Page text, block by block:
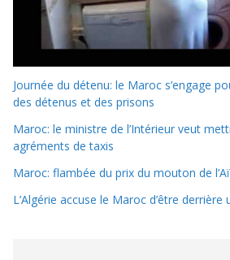
Journée du détenu: le Maroc s’engage
des détenus et des prisons
Maroc: le ministre de l’Intérieur veut
agréments de taxis
Maroc: flambée du prix du mouton de
L’Algérie accuse le Maroc d’être derrière